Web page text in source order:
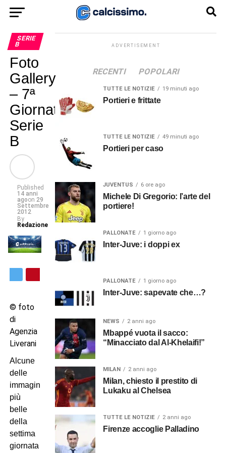
SERIE
B
Foto
Gallery
– 7ª
Giornata
Serie
B
Published
14 anni
agoon 29
Settembre
2012
By
Redazione
© foto
di
Agenzia
Liverani
Alcune
delle
immagini
più
belle
della
settima
giornata
ADVERTISEMENT
RECENTI POPOLARI
TUTTE LE NOTIZIE 19 minuti ago
Portieri e frittate
TUTTE LE NOTIZIE 49 minuti ago
Portieri per caso
JUVENTUS 6 ore ago
Michele Di Gregorio: l’arte del
portiere!
PALLONATE 1 giorno ago
Inter-Juve: i doppi ex
PALLONATE 1 giorno ago
Inter-Juve: sapevate che…?
NEWS 2 anni ago
Mbappé vuota il sacco:
“Minacciato dal Al-Khelaifi!”
MILAN 2 anni ago
Milan, chiesto il prestito di
Lukaku al Chelsea
TUTTE LE NOTIZIE 2 anni ago
Firenze accoglie Palladino